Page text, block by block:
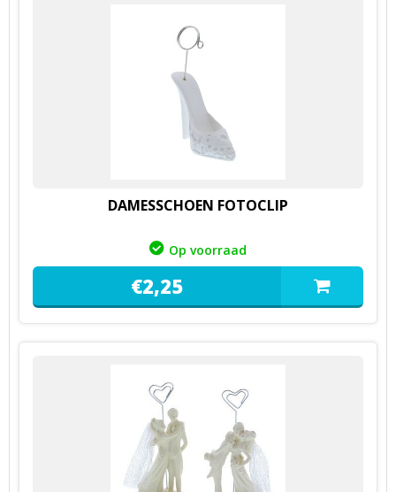
DAMESSCHOEN FOTOCLIP
Op voorraad
€2,25